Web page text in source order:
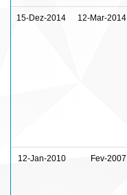
15-Dez-2014 12-Mar-2014
12-Jan-2010 Fev-2007